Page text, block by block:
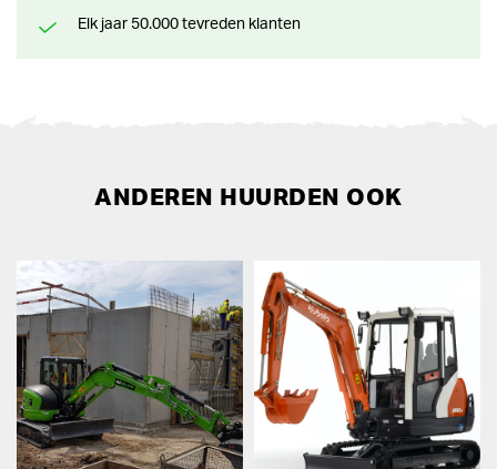
Elk jaar 50.000 tevreden klanten
ANDEREN HUURDEN OOK